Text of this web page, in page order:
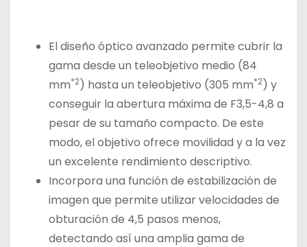
El diseño óptico avanzado permite cubrir la
gama desde un teleobjetivo medio (84
mm*2) hasta un teleobjetivo (305 mm*2) y
conseguir la abertura máxima de F3,5-4,8 a
pesar de su tamaño compacto. De este
modo, el objetivo ofrece movilidad y a la vez
un excelente rendimiento descriptivo.
Incorpora una función de estabilización de
imagen que permite utilizar velocidades de
obturación de 4,5 pasos menos,
detectando así una amplia gama de